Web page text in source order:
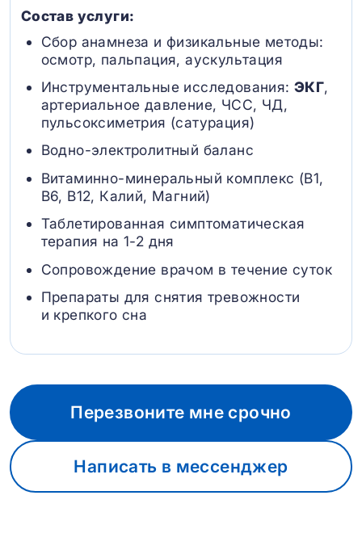
Состав услуги:
Сбор анамнеза и физикальные методы:
осмотр, пальпация, аускультация
Инструментальные исследования: ЭКГ,
артериальное давление, ЧСС, ЧД,
пульсоксиметрия (сатурация)
Водно-электролитный баланс
Витаминно-минеральный комплекс (B1,
B6, В12, Калий, Магний)
Таблетированная симптоматическая
терапия на 1-2 дня
Сопровождение врачом в течение суток
Препараты для снятия тревожности
и крепкого сна
Перезвоните мне срочно
Написать в мессенджер